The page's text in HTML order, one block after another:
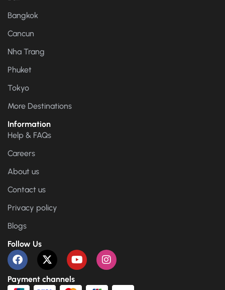
Bangkok
Cancun
Nha Trang
Phuket
Tokyo
More Destinations
Information
Help & FAQs
Careers
About us
Contact us
Privacy policy
Blogs
Follow Us
Payment channels